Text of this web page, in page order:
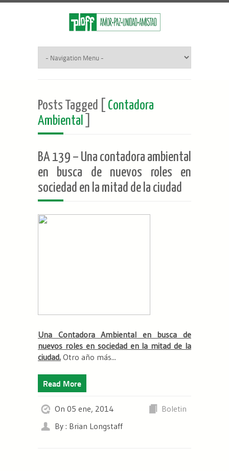
Posts Tagged [ Contadora
Ambiental
BA 139 – Una contadora ambiental
en busca de nuevos roles en
sociedad en la mitad de la ciudad
Una Contadora Ambiental en busca de
nuevos roles en sociedad en la mitad de la
ciudad. Otro año más...
Read More
On 05 ene, 2014
Boletin
By : Brian Longstaff